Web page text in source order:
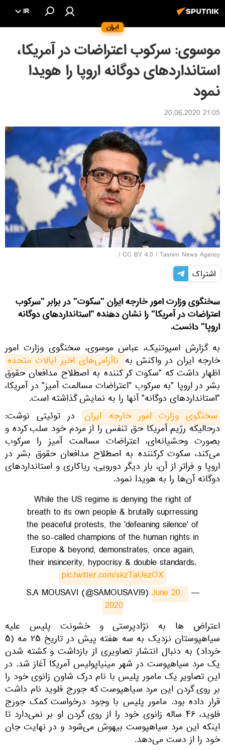
ایران
IR
موسوی: سرکوب اعتراضات در آمریکا،
استانداردهای دوگانه اروپا را هویدا
نمود
21:05 20.06.2020
CC BY 4.0 / Tasnim News Agency
/
اشتراک
سخنگوی وزارت امور خارجه ایران "سکوت" در برابر "سرکوب
اعتراضات در آمریکا" را نشان دهنده "استانداردهای دوگانه
اروپا" دانست.
به گزارش اسپوتنیک، عباس موسوی، سخنگوی وزارت امور
خارجه ایران در واکنش به ناآرامی‌های اخیر ایالات متحده
اظهار داشت که "سکوت کر کننده به اصطلاح مدافعان حقوق
بشر در اروپا "به سرکوب "اعتراضات مسالمت آمیز" در آمریکا،
"استانداردهای دوگانه" آنها را به نمایش گذاشته است.
سخنگوی وزارت امور خارجه ایران
در توئیتی نوشت:
درحالیکه رژیم آمریکا حق تنفس را از مردم خود سلب کرده و
بصورت وحشیانه‌ای، اعتراضات مسالمت آمیز را سرکوب
می‌کند، سکوت کرکننده به اصطلاح مدافعان حقوق بشر در
اروپا و فراتر از آن، بار دیگر دورویی، ریاکاری و استانداردهای
دوگانه آن‌ها را به هویدا نمود.
While the US regime is denying the right of
breath to its own people & brutally suprressing
the peaceful protests, the 'defeaning silence' of
the so-called champions of the human rights in
Europe & beyond, demonstrates, once again,
their insincerity, hypocrisy & double standards.
pic.twitter.com/skzTaUezOX
— S.A MOUSAVI (@SAMOUSAVI9)
June 20,
2020
​اعتراض ها به نژادپرستی و خشونت پلیس علیه
سیاهپوستان نزدیک به سه هفته پیش در تاریخ ۲۵ مه (۵
خرداد) به دنبال انتشار تصاویری از بازداشت و کشته شدن
یک مرد سیاهپوست در شهر مینیاپولیس آمریکا آغاز شد. در
این تصاویر یک مامور پلیس با نام درک شاون زانوی خود را
بر روی گردن این مرد سیاهپوست که جورج فلوید نام داشت
قرار داده بود. مامور پلیس با وجود درخواست کمک جورج
فلوید، ۴۶ ساله زانوی خود را از روی گردن او بر نمی‌دارد تا
اینکه این مرد سیاهپوست بیهوش می‌شود و در نهایت جان
خود را از دست می‌دهد.